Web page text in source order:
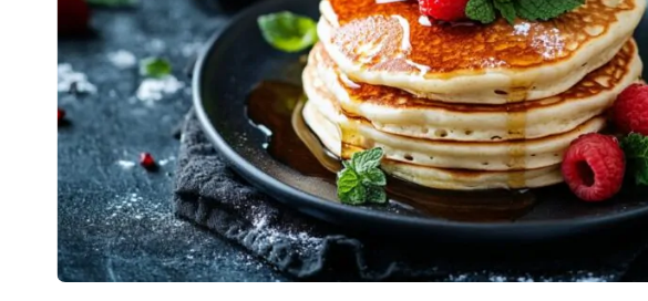
GARDENS)
Львів, Львівська область, Україна
Львівська область, Україна
область, Україна, 10002